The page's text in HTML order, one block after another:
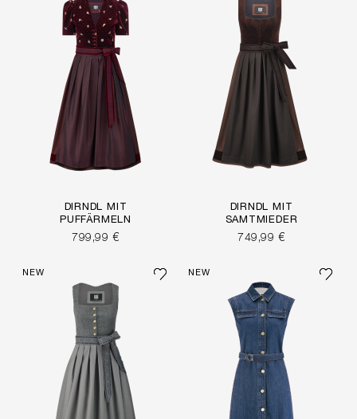
DIRNDL MIT
PUFFÄRMELN
799,99 €
DIRNDL MIT
SAMTMIEDER
749,99 €
NEW NEW